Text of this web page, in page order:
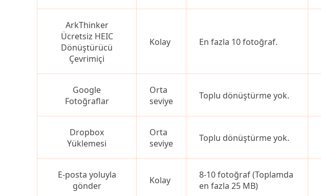
ArkThinker
Ücretsiz HEIC
Dönüştürücü
Çevrimiçi
Kolay En fazla 10 fotoğraf.
Google
Fotoğraflar
Orta
seviye
Toplu dönüştürme yok.
Dropbox
Yüklemesi
Orta
seviye
Toplu dönüştürme yok.
E-posta yoluyla
gönder
Kolay
8-10 fotoğraf (Toplamda
en fazla 25 MB)